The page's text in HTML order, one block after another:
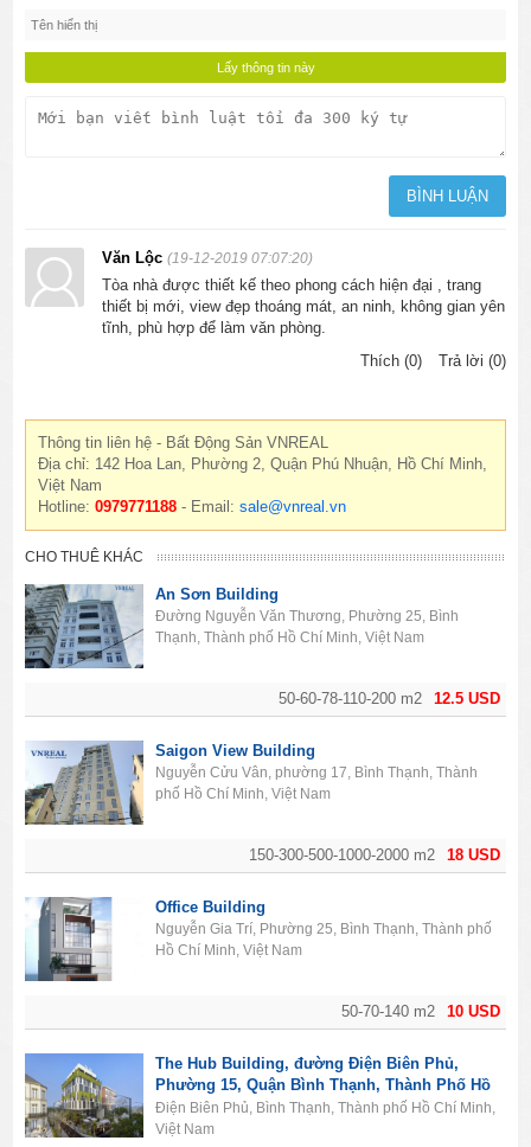
Văn Lộc(19-12-2019 07:07:20)
Tòa nhà được thiết kế theo phong cách hiện đại , trang
thiết bị mới, view đẹp thoáng mát, an ninh, không gian yên
tĩnh, phù hợp để làm văn phòng.
Thích (0)
Trả lời (0)
Thông tin liên hệ - Bất Động Sản VNREAL
Địa chỉ: 142 Hoa Lan, Phường 2, Quận Phú Nhuận, Hồ Chí Minh,
Việt Nam
Hotline:0979771188 - Email:sale@vnreal.vn
CHO THUÊ KHÁC
12.5 USD
50-60-78-110-200 m2
An Sơn Building
Đường Nguyễn Văn Thương, Phường 25, Bình
Thạnh, Thành phố Hồ Chí Minh, Việt Nam
18 USD
150-300-500-1000-2000 m2
Saigon View Building
Nguyễn Cửu Vân, phường 17, Bình Thạnh, Thành
phố Hồ Chí Minh, Việt Nam
10 USD
50-70-140 m2
Office Building
Nguyễn Gia Trí, Phường 25, Bình Thạnh, Thành phố
Hồ Chí Minh, Việt Nam
The Hub Building, đường Điện Biên Phủ,
Phường 15, Quận Bình Thạnh, Thành Phố Hồ
Chí Minh
Điện Biên Phủ, Bình Thạnh, Thành phố Hồ Chí Minh,
Việt Nam